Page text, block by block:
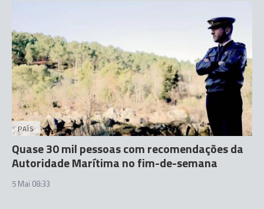
PAÍS
Quase 30 mil pessoas com recomendações da
Autoridade Marítima no fim-de-semana
5 Mai 08:33